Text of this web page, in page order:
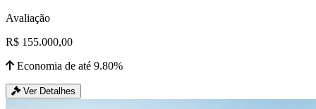
Avaliação
R$ 155.000,00
Economia de até 9.80%
Ver Detalhes